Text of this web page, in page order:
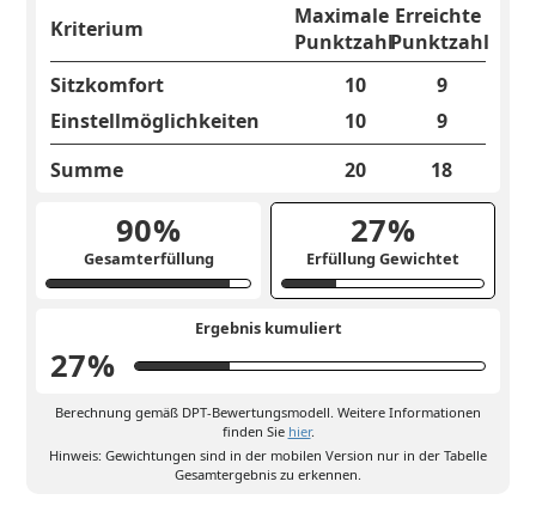
Kriterium
Maximale
Punktzahl
Erreichte
Punktzahl
Sitzkomfort
10
9
Einstellmöglichkeiten
10
9
Summe
20 18
90%
Gesamterfüllung
27%
Erfüllung Gewichtet
Ergebnis kumuliert
27%
Berechnung gemäß DPT-Bewertungsmodell. Weitere Informationen
finden Sie hier.
Hinweis: Gewichtungen sind in der mobilen Version nur in der Tabelle
Gesamtergebnis zu erkennen.